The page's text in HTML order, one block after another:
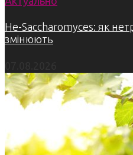
Не-Saccharomyces: як
змінюють